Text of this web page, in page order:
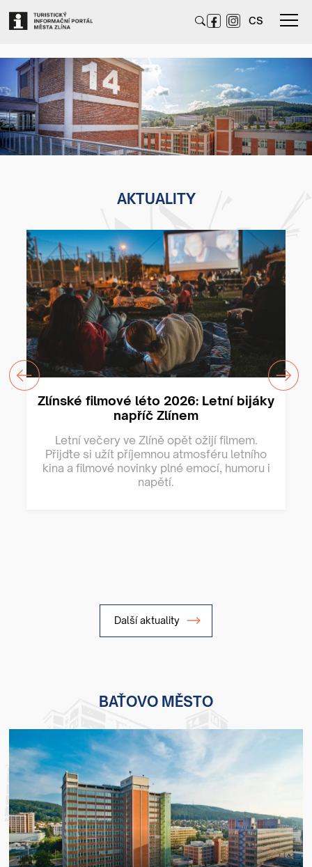
CS
AKTUALITY
Zlínské filmové léto 2026: Letní bijáky
napříč Zlínem
Letní večery ve Zlíně opět ožijí filmem.
Přijďte si užít příjemnou atmosféru letního
kina a filmové novinky plné emocí, humoru i
napětí.
Další aktuality
BAŤOVO MĚSTO